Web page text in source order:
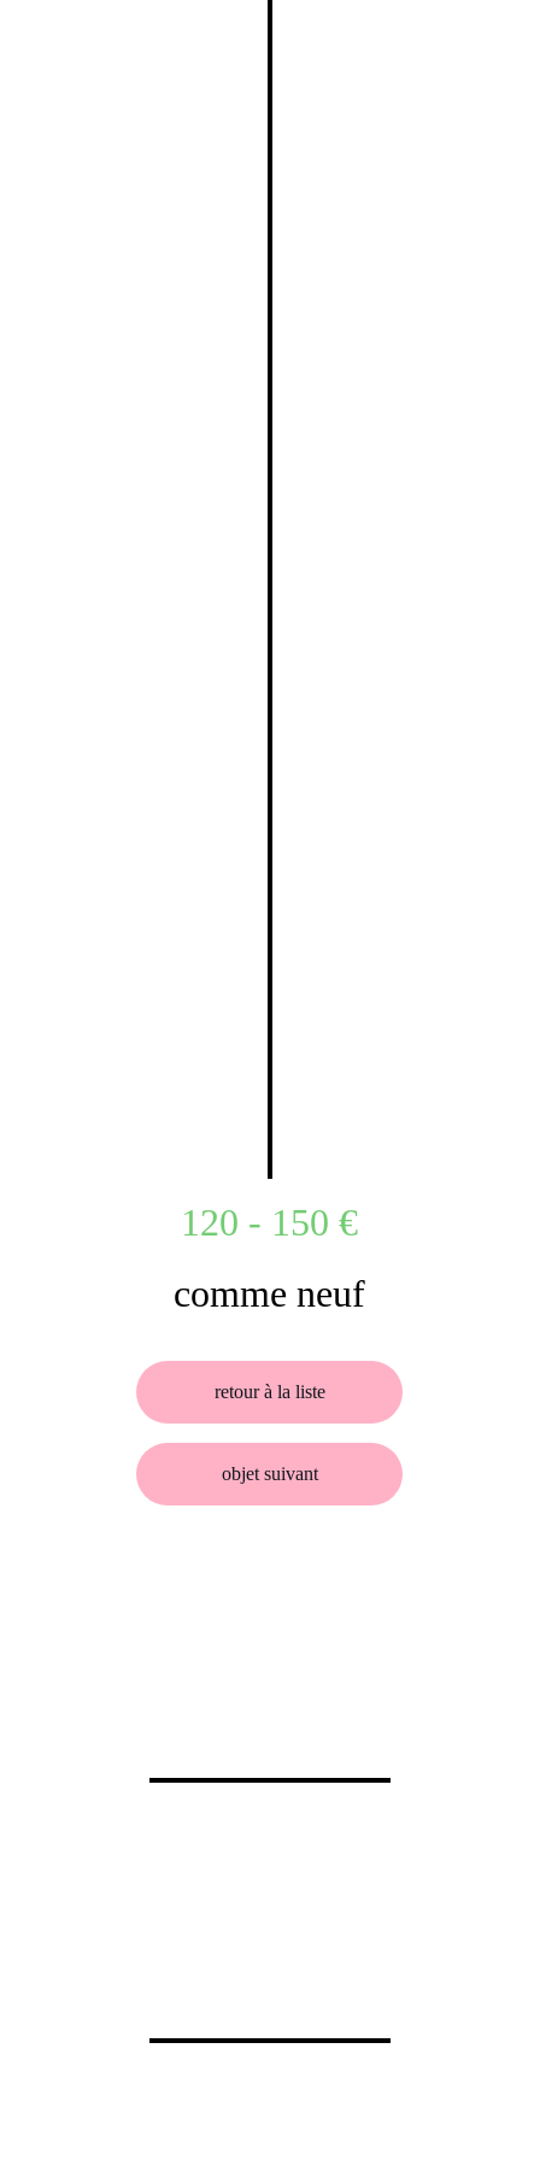
120 - 150 €
retour à la liste
objet suivant
comme neuf